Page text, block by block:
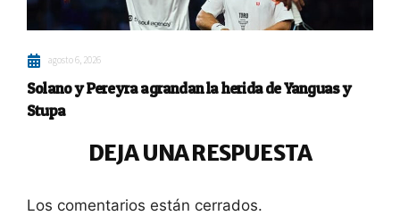
agosto 6, 2026
Solano y Pereyra agrandan la herida de Yanguas y
Stupa
DEJA UNA RESPUESTA
Los comentarios están cerrados.